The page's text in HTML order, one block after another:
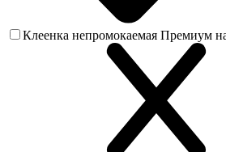
Клеенка непромокаемая Премиум